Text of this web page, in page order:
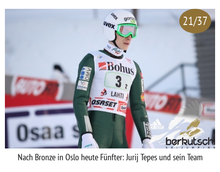
21/37
Nach Bronze in Oslo heute Fünfter: Jurij Tepes und sein Team